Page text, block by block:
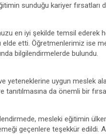
sunduğu kariyer fırsatları da
en iyi şekilde temsil ederek
elde etti. Öğretmenlerimiz ise
bilgilendirmelerde bulundu.
yeteneklerine uygun meslek
da önemli bir
mesleki eğitimin
geçenlere teşekkür edildi.